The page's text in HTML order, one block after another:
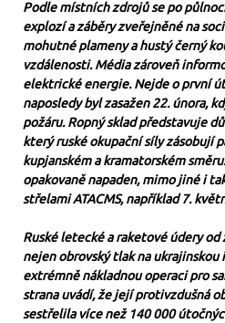
Podle místních zdrojů se po
explozí a záběry zveřejněné na
mohutné plameny a hustý černý
vzdálenosti. Média zároveň
elektrické energie. Nejde o první
naposledy byl zasažen 22. února,
požáru. Ropný sklad představuje
který ruské okupační síly zásobují
kupjanském a kramatorském
opakovaně napaden, mimo jiné i
střelami ATACMS, například 7.
Ruské letecké a raketové údery
nejen obrovský tlak na
extrémně nákladnou operaci pro
strana uvádí, že její protivzdušná
sestřelila více než 140 000